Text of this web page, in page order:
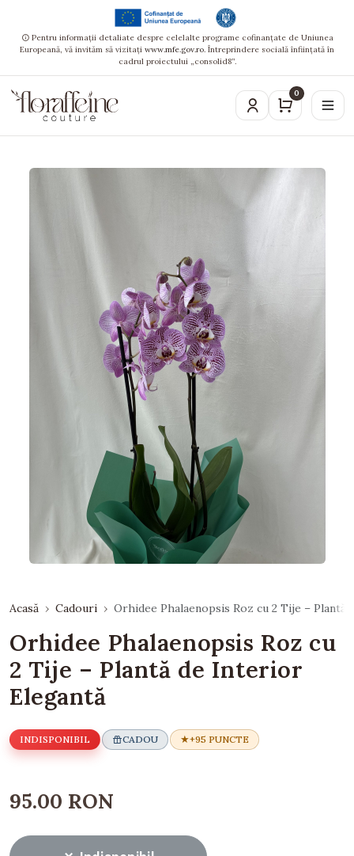
Pentru informații detaliate despre celelalte programe cofinanțate de Uniunea
Europeană, vă invităm să vizitați www.mfe.gov.ro. Întreprindere socială înființată în
cadrul proiectului „consolid8”.
0
Acasă Cadouri Orhidee Phalaenopsis Roz cu 2 Tije –
Orhidee Phalaenopsis Roz cu
2 Tije – Plantă de Interior
Elegantă
INDISPONIBIL CADOU +95 PUNCTE
95.00 RON